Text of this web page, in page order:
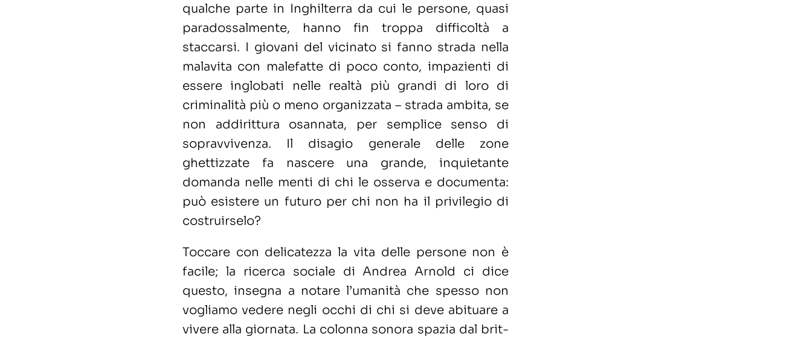
qualche parte in Inghilterra da cui le persone, quasi
paradossalmente, hanno fin troppa difficoltà a
staccarsi. I giovani del vicinato si fanno strada nella
malavita con malefatte di poco conto, impazienti di
essere inglobati nelle realtà più grandi di loro di
criminalità più o meno organizzata – strada ambita, se
non addirittura osannata, per semplice senso di
sopravvivenza. Il disagio generale delle zone
ghettizzate fa nascere una grande, inquietante
domanda nelle menti di chi le osserva e documenta:
può esistere un futuro per chi non ha il privilegio di
costruirselo?
Toccare con delicatezza la vita delle persone non è
facile; la ricerca sociale di Andrea Arnold ci dice
questo, insegna a notare l’umanità che spesso non
vogliamo vedere negli occhi di chi si deve abituare a
vivere alla giornata. La colonna sonora spazia dal brit-